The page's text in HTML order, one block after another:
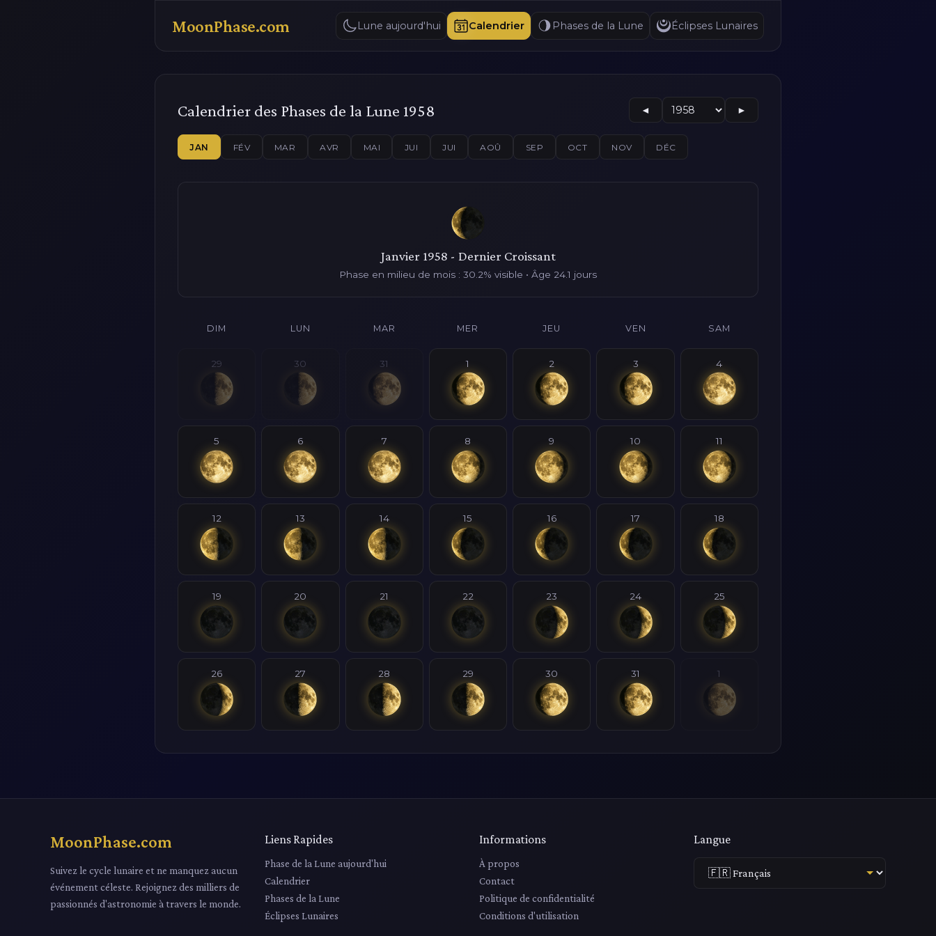
MoonPhase.com Lune aujourd'hui Calendrier Phases de la Lune Éclipses Lunaires
Calendrier des Phases de la Lune 1958 ◄ ►
JAN FÉV MAR AVR MAI JUI JUI AOÛ SEP OCT NOV DÉC
Janvier 1958 - Dernier Croissant
Phase en milieu de mois : 30.2% visible • Âge 24.1 jours
DIM LUN MAR MER JEU VEN SAM
29 30 31 1 2 3 4
5 6 7 8 9 10 11
12 13 14 15 16 17 18
19 20 21 22 23 24 25
26 27 28 29 30 31 1
MoonPhase.com
Suivez le cycle lunaire et ne manquez aucun
événement céleste. Rejoignez des milliers de
passionnés d'astronomie à travers le monde.
Liens Rapides
Phase de la Lune aujourd'hui
Calendrier
Phases de la Lune
Éclipses Lunaires
Informations
À propos
Contact
Politique de confidentialité
Conditions d'utilisation
Langue